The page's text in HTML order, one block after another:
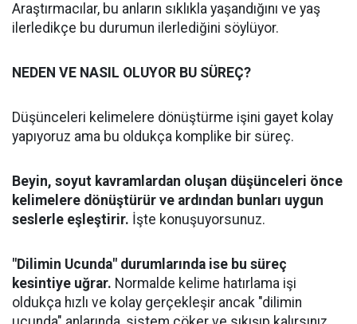
Araştırmacılar, bu anların sıklıkla yaşandığını ve yaş
ilerledikçe bu durumun ilerlediğini söylüyor.
NEDEN VE NASIL OLUYOR BU SÜREÇ?
Düşünceleri kelimelere dönüştürme işini gayet kolay
yapıyoruz ama bu oldukça komplike bir süreç.
Beyin, soyut kavramlardan oluşan düşünceleri önce
kelimelere dönüştürür ve ardından bunları uygun
seslerle eşleştirir. İşte konuşuyorsunuz.
"Dilimin Ucunda" durumlarında ise bu süreç
kesintiye uğrar. Normalde kelime hatırlama işi
oldukça hızlı ve kolay gerçekleşir ancak "dilimin